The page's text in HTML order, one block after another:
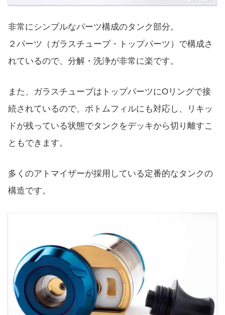
非常にシンプルなパーツ構成のタンク部分。
２パーツ（ガラスチューブ・トップパーツ）で構成さ
れているので、分解・洗浄が非常に楽です。
また、ガラスチューブはトップパーツにOリングで接
続されているので、ボトムフィルにも対応し、リキッ
ドが残っている状態でタンクをデッキから切り離すこ
ともできます。
多くのアトマイザーが採用している定番的なタンクの
構造です。